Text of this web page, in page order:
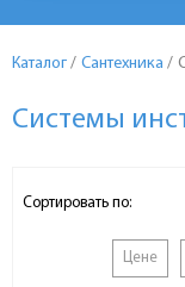
Каталог / Сантехника /
Системы
Сортировать по:
Цене